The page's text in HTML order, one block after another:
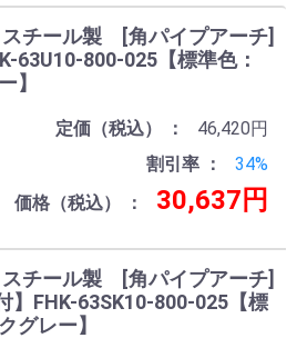
チール製 [角パイプアーチ]
63U10-800-025【標準色：
】
定価（税込）
46,420円
割引率
34%
価格（税込）
30,637円
チール製 [角パイプアーチ]
】FHK-63SK10-800-025【標
グレー】